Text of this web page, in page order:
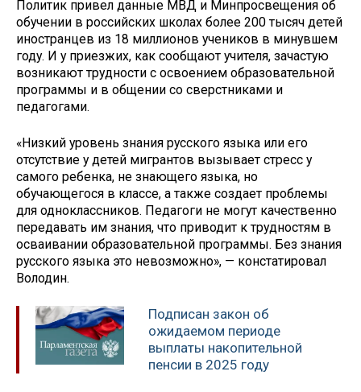
Политик привел данные МВД и Минпросвещения об
обучении в российских школах более 200 тысяч детей
иностранцев из 18 миллионов учеников в минувшем
году. И у приезжих, как сообщают учителя, зачастую
возникают трудности с освоением образовательной
программы и в общении со сверстниками и
педагогами.
«Низкий уровень знания русского языка или его
отсутствие у детей мигрантов вызывает стресс у
самого ребенка, не знающего языка, но
обучающегося в классе, а также создает проблемы
для одноклассников. Педагоги не могут качественно
передавать им знания, что приводит к трудностям в
осваивании образовательной программы. Без знания
русского языка это невозможно», — констатировал
Володин.
Подписан закон об
ожидаемом периоде
выплаты накопительной
пенсии в 2025 году